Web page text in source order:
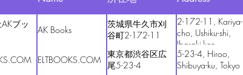
ブッ
AK Books
茨城県牛久市刈
谷町2-172-11
2-172-11, Kariya-
cho, Ushiku-shi,
Ibaraki-ken
ELTBOOKS.COM 東京都渋谷区広
尾5-23-4
5-23-4, Hiroo,
Shibuya-ku, Tokyo